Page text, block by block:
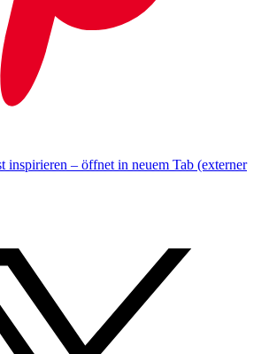
inspirieren – öffnet in neuem Tab (externer